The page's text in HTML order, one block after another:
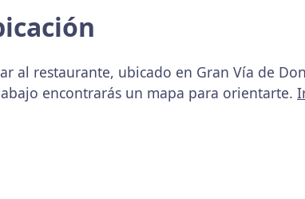
al restaurante, ubicado en Gran Vía de
encontrarás un mapa para orientarte.